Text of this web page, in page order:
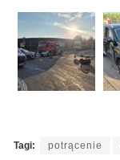
Tagi: potrącenie